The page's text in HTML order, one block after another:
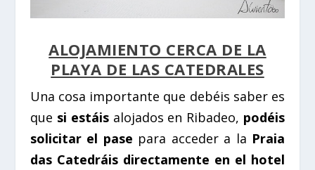
ALOJAMIENTO CERCA DE LA
PLAYA DE LAS CATEDRALES
Una cosa importante que debéis saber es
que si estáis alojados en Ribadeo, podéis
solicitar el pase para acceder a la Praia
das Catedráis directamente en el hotel